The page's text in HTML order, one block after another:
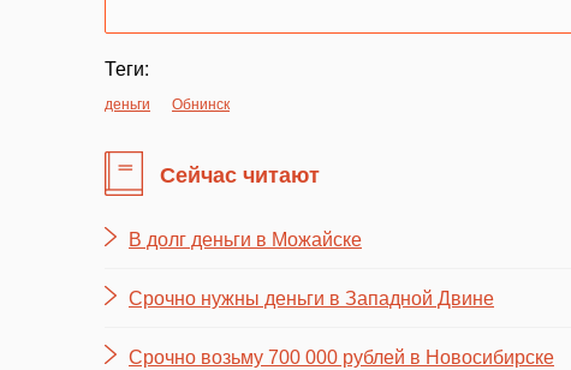
Теги:
деньги Обнинск
Сейчас читают
В долг деньги в Можайске
Срочно нужны деньги в Западной Двине
Срочно возьму 700 000 рублей в Новосибирске